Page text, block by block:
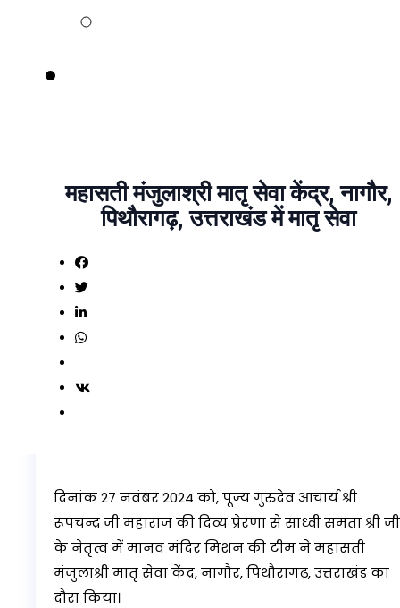
महासती मंजुलाश्री मातृ सेवा केंद्र, नागौर,
पिथौरागढ़, उत्तराखंड में मातृ सेवा
दिनांक 27 नवंबर 2024 को, पूज्य गुरुदेव आचार्य श्री
रूपचन्द्र जी महाराज की दिव्य प्रेरणा से साध्वी समता श्री जी
के नेतृत्व में मानव मंदिर मिशन की टीम ने महासती
मंजुलाश्री मातृ सेवा केंद्र, नागौर, पिथौरागढ़, उत्तराखंड का
दौरा किया।